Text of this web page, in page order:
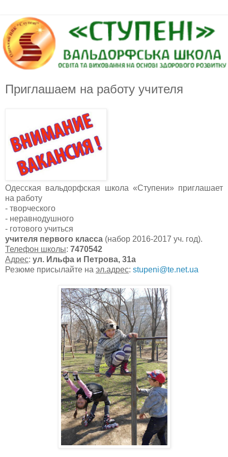
Приглашаем на работу учителя
Одесская вальдорфская школа «Ступени» приглашает
на работу
- творческого
- неравнодушного
- готового учиться
учителя первого класса (набор 2016-2017 уч. год).
Телефон школы: 7470542
Адрес: ул. Ильфа и Петрова, 31а
Резюме присылайте на эл.адрес: stupeni@te.net.ua